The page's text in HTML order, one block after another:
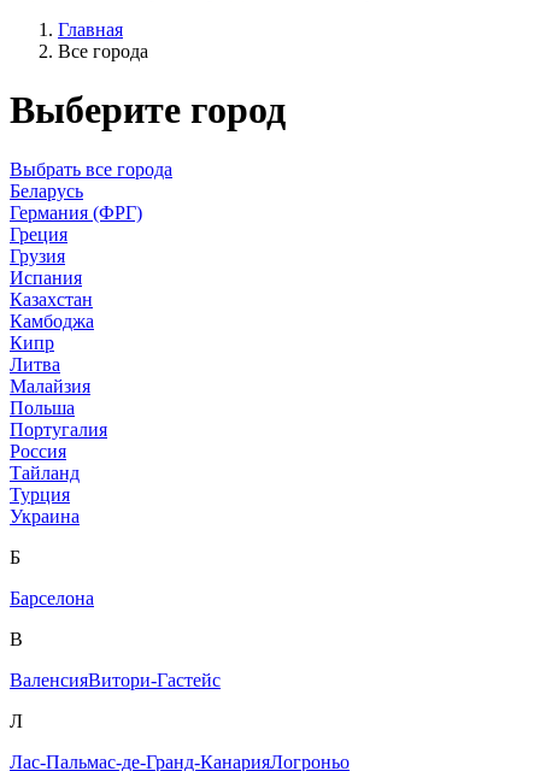
Главная
Все города
Выберите город
Выбрать все города
Беларусь
Германия (ФРГ)
Греция
Грузия
Испания
Казахстан
Камбоджа
Кипр
Литва
Малайзия
Польша
Португалия
Россия
Тайланд
Турция
Украина
Б
Барселона
В
ВаленсияВитори-Гастейс
Л
Лас-Пальмас-де-Гранд-КанарияЛогроньо